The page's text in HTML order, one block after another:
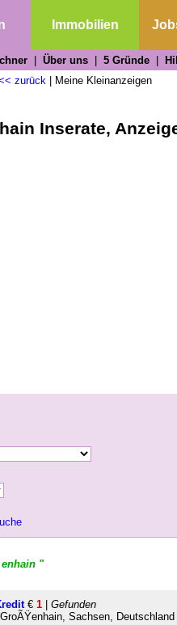
Immobilien
Über uns 5 Gründe
zurück Meine Kleinanzeigen
Inserate,
"
€ 1
Gefunden
Sachsen, Deutschland